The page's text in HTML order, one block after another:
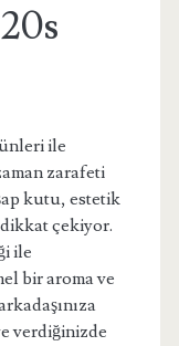
ile
zarafeti
kutu, estetik
çekiyor.
ile
bir aroma ve
verdiğinizde